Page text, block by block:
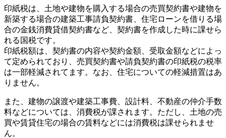
印紙税は、土地や建物を購入する場合の売買契約書や建物を
新築する場合の建築工事請負契約書、住宅ローンを借りる場
合の金銭消費貸借契約書など、契約書を作成した時に課せら
れる国税です。
印紙税額は、契約書の内容や契約金額、受取金額などによっ
て定められており、売買契約書や請負契約書の印紙税の税率
は一部軽減されてます。なお、住宅についての軽減措置はあ
りません。
また、建物の譲渡や建築工事費、設計料、不動産の仲介手数
料などについては、消費税が課されます。ただし、土地の売
買や賃貸住宅の場合の賃料などには消費税は課せられませ
ん。